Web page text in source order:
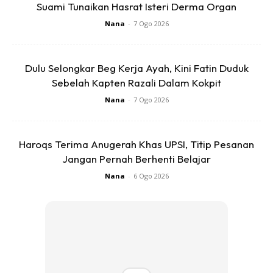
Suami Tunaikan Hasrat Isteri Derma Organ
Nana - 7 Ogo 2026
Dulu Selongkar Beg Kerja Ayah, Kini Fatin Duduk
Sebelah Kapten Razali Dalam Kokpit
Nana - 7 Ogo 2026
Haroqs Terima Anugerah Khas UPSI, Titip Pesanan
Jangan Pernah Berhenti Belajar
Nana - 6 Ogo 2026